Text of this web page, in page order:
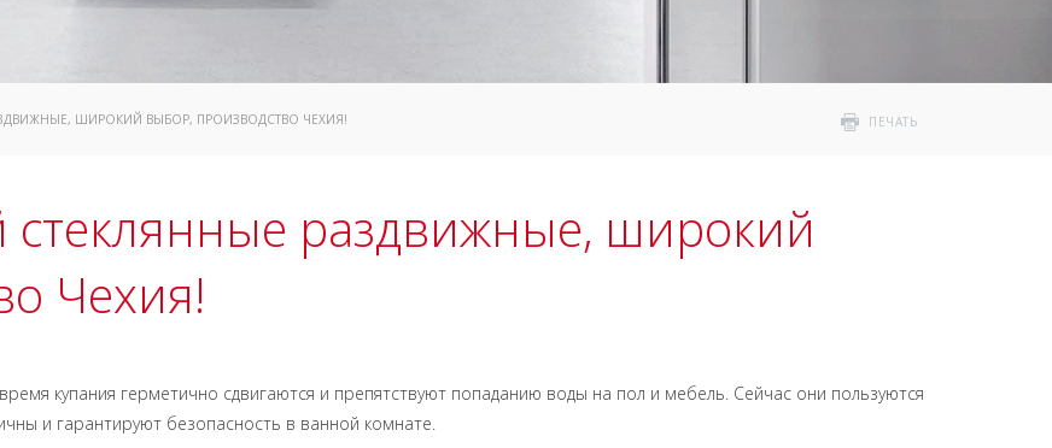
ПЕЧАТЬ
ШИРОКИЙ ВЫБОР, ПРОИЗВОДСТВО ЧЕХИЯ!
раздвижные, широкий
Чехия!
купания герметично сдвигаются и препятствуют попаданию воды на пол и мебель. Сейчас они пользуются
и гарантируют безопасность в ванной комнате.